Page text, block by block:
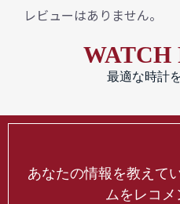
レビューはありません。
WATCH
最適な時計
あなたの情報を教えて
ムをレコ